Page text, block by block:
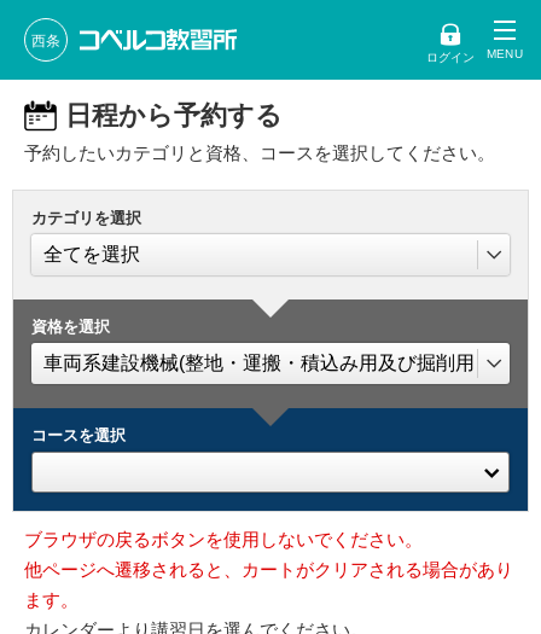
西条
ログイン
日程から予約する
予約したいカテゴリと資格、コースを選択してください。
カテゴリを選択
資格を選択
コースを選択
ブラウザの戻るボタンを使用しないでください。
他ページへ遷移されると、カートがクリアされる場合があり
ます。
カレンダーより講習日を選んでください。